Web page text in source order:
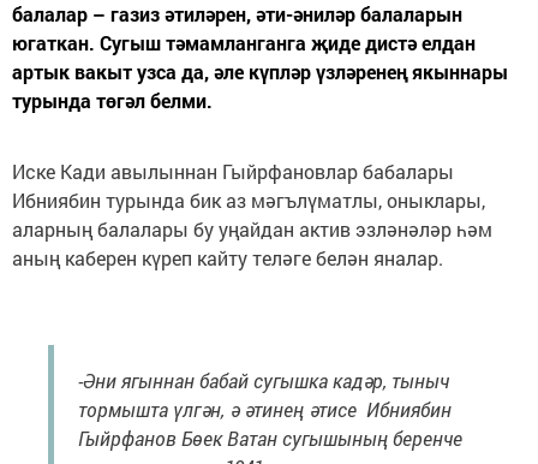
балалар – газиз әтиләрен, әти-әниләр балаларын
югаткан. Сугыш тәмамланганга җиде дистә елдан
артык вакыт узса да, әле күпләр үзләренең якыннары
турында төгәл белми.
Иске Кади авылыннан Гыйрфановлар бабалары
Ибниябин турында бик аз мәгълүматлы, оныклары,
аларның балалары бу уңайдан актив эзләнәләр һәм
аның каберен күреп кайту теләге белән яналар.
-Әни ягыннан бабай сугышка кадәр, тыныч
тормышта үлгән, ә әтинең әтисе Ибниябин
Гыйрфанов Бөек Ватан сугышының беренче